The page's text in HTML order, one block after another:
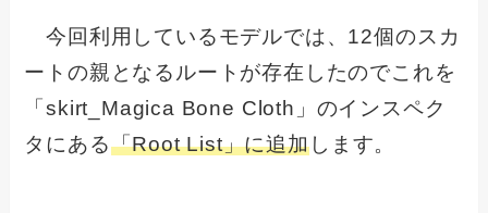
今回利用しているモデルでは、12個のスカ
ートの親となるルートが存在したのでこれを
「skirt_Magica Bone Cloth」のインスペク
タにある「Root List」に追加します。